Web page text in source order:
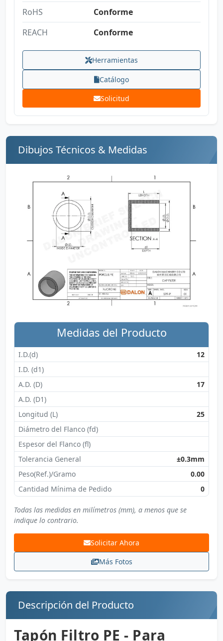
RoHS
Conforme
REACH
Conforme
Herramientas
Catálogo
Solicitud
Dibujos Técnicos & Medidas
Medidas del Producto
I.D.(d)
12
I.D. (d1)
A.D. (D)
17
A.D. (D1)
Longitud (L)
25
Diámetro del Flanco (fd)
Espesor del Flanco (fl)
Tolerancia General
±0.3mm
Peso(Ref.)/Gramo
0.00
Cantidad Mínima de Pedido
0
Todas las medidas en milímetros (mm), a menos que se
indique lo contrario.
Solicitar Ahora
Más Fotos
Descripción del Producto
Tapón Filtro PE - Para